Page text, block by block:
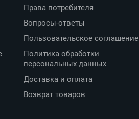
Права потребителя
Вопросы-ответы
Пользовательское соглашение
Политика обработки
персональных данных
Доставка и оплата
Возврат товаров